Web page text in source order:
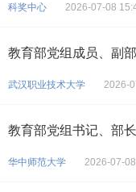
科奖中心 2026-07-08
教育部党组成员、副
武汉职业技术大学 2026-
教育部党组书记、部
华中师范大学 2026-07-